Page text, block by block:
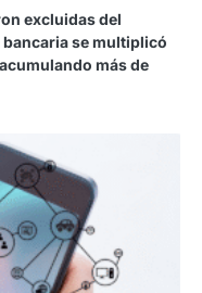
excluidas del
se multiplicó
más de